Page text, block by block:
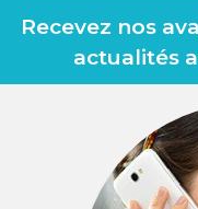
Recevez nos
actualités